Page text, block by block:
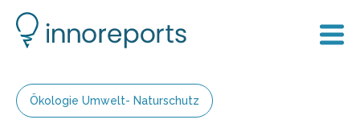
Ökologie Umwelt- Naturschutz